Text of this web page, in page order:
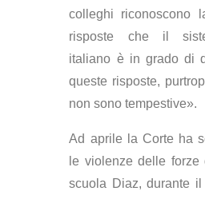
colleghi riconoscono
risposte che il
italiano è in grado di
queste risposte,
non sono tempestive».
Ad aprile la Corte ha
le violenze delle forze
scuola Diaz, durante